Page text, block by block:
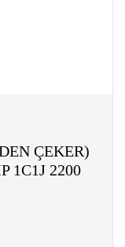
ÇEKER)
1C1J 2200